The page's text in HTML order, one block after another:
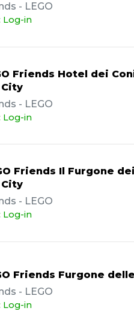
- LEGO
Log-in
Friends Hotel dei
- LEGO
Log-in
Friends Il Furgone
- LEGO
Log-in
Friends Furgone
- LEGO
Log-in